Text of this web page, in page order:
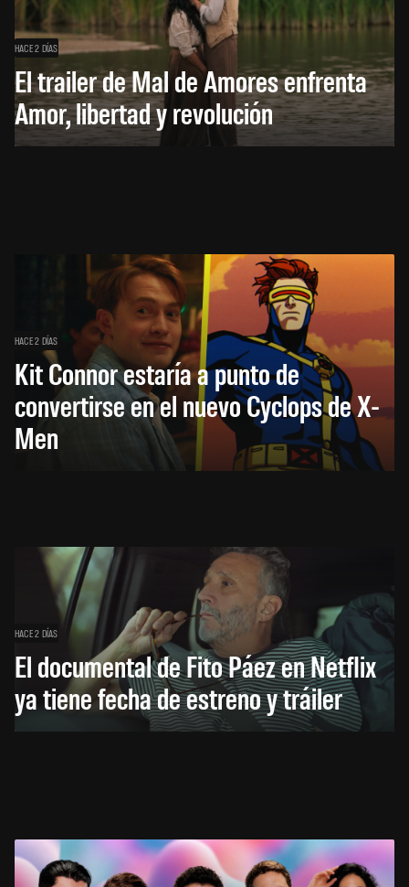
HACE 2 DÍAS
El trailer de Mal de Amores enfrenta
Amor, libertad y revolución
HACE 2 DÍAS
Kit Connor estaría a punto de
convertirse en el nuevo Cyclops de X-
Men
HACE 2 DÍAS
El documental de Fito Páez en Netflix
ya tiene fecha de estreno y tráiler